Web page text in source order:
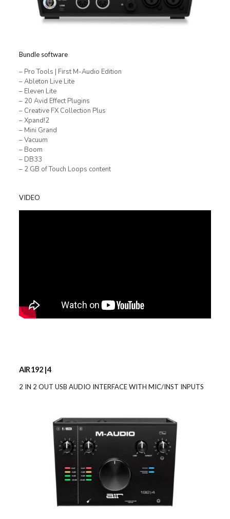
Bundle software
– Pro Tools | First M-Audio Edition
– Ableton Live Lite
– Eleven Lite
– 20 Avid Effect Plugins
– Creative FX Collection Plus
– Xpand!2
– Mini Grand
– Vacuum
– Boom
– DB33
– 2 GB of Touch Loops content
VIDEO
AIR 192 | 4
2 IN 2 OUT USB AUDIO INTERFACE WITH MIC/INST INPUTS